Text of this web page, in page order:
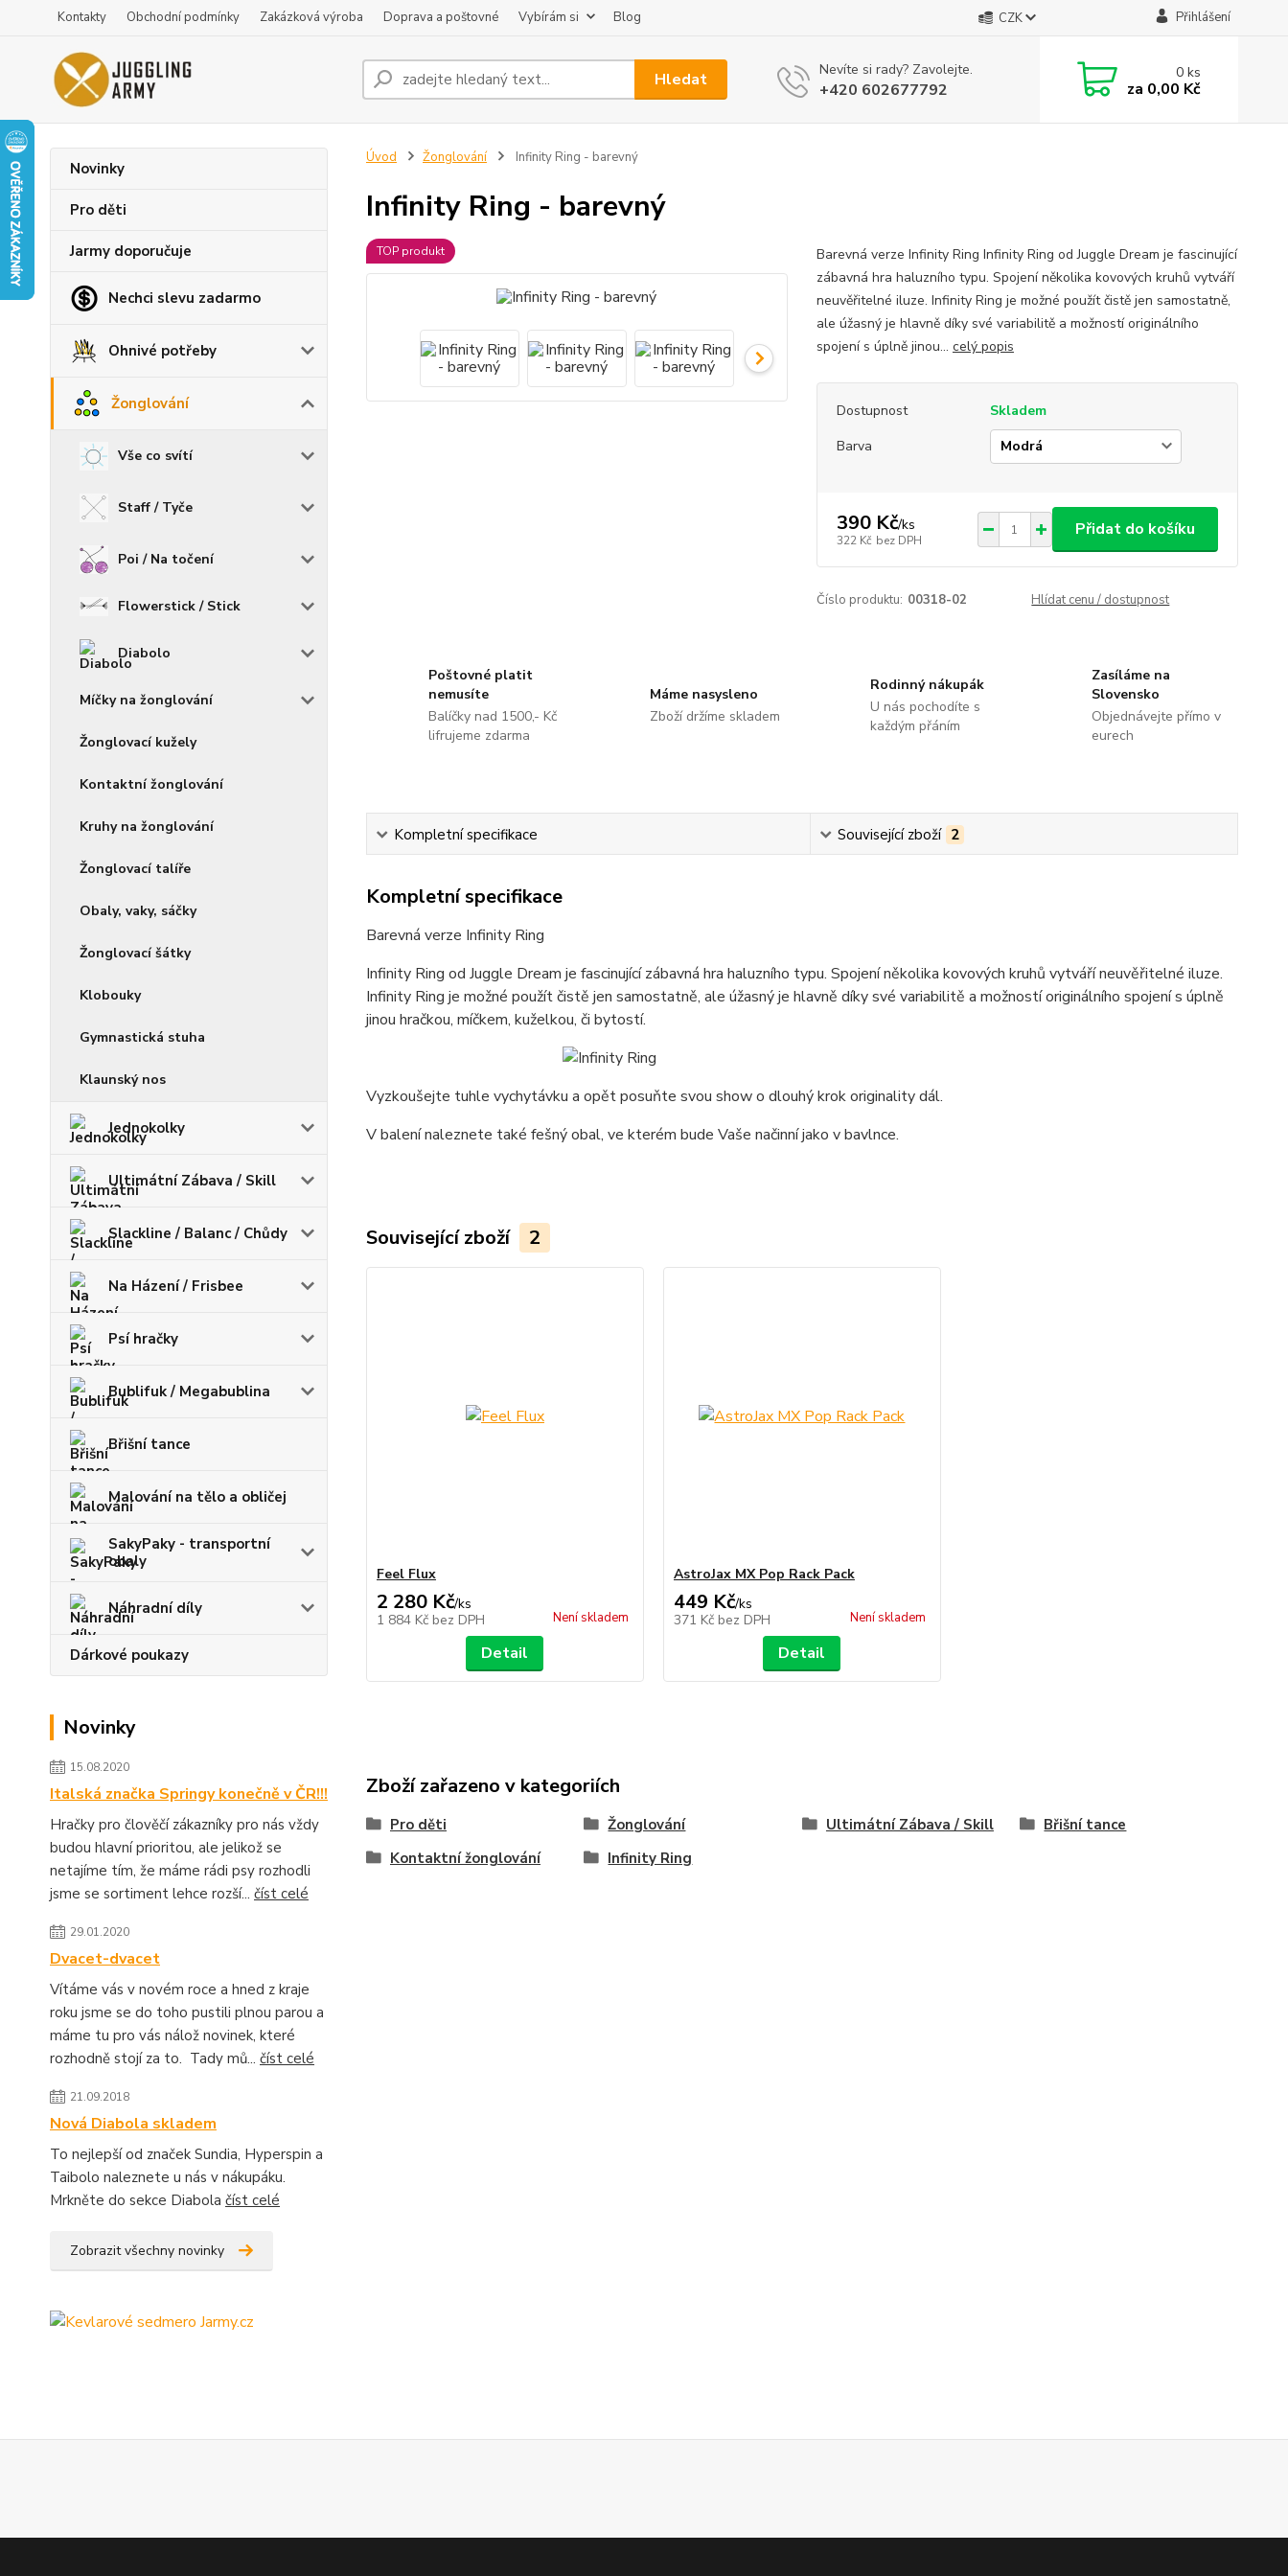
Kontakty Obchodní podmínky Zakázková výroba Doprava a poštovné Vybírám si Blog CZK Přihlášení
Hledat Nevíte si rady? Zavolejte.
+420 602677792
0ks
za 0,00 Kč
Novinky
Pro děti
Jarmy doporučuje
Nechci slevu zadarmo
Ohnivé potřeby
Žonglování
Vše co svítí
Staff / Tyče
Poi / Na točení
Flowerstick / Stick
Diabolo
Míčky na žonglování
Žonglovací kužely
Kontaktní žonglování
Kruhy na žonglování
Žonglovací talíře
Obaly, vaky, sáčky
Žonglovací šátky
Klobouky
Gymnastická stuha
Klaunský nos
Jednokolky
Ultimátní Zábava / Skill
Slackline / Balanc / Chůdy
Na Házení / Frisbee
Psí hračky
Bublifuk / Megabublina
Břišní tance
Malování na tělo a obličej
SakyPaky - transportní
obaly
Náhradní díly
Dárkové poukazy
Novinky
15.08.2020
Italská značka Springy konečně v ČR!!!
Hračky pro člověčí zákazníky pro nás vždy
budou hlavní prioritou, ale jelikož se
netajíme tím, že máme rádi psy rozhodli
jsme se sortiment lehce rozší... číst celé
29.01.2020
Dvacet-dvacet
Vítáme vás v novém roce a hned z kraje
roku jsme se do toho pustili plnou parou a
máme tu pro vás nálož novinek, které
rozhodně stojí za to. Tady mů... číst celé
21.09.2018
Nová Diabola skladem
To nejlepší od značek Sundia, Hyperspin a
Taibolo naleznete u nás v nákupáku.
Mrkněte do sekce Diabola číst celé
Zobrazit všechny novinky
Úvod Žonglování Infinity Ring - barevný
Infinity Ring - barevný
TOP produkt
Barevná verze Infinity Ring Infinity Ring od Juggle Dream je fascinující
zábavná hra haluzního typu. Spojení několika kovových kruhů vytváří
neuvěřitelné iluze. Infinity Ring je možné použít čistě jen samostatně,
ale úžasný je hlavně díky své variabilitě a možností originálního
spojení s úplně jinou... celý popis
Dostupnost
Skladem
Barva
390 Kč/ks
322 Kč bez DPH
Přidat do košíku
Číslo produktu: 00318-02 Hlídat cenu / dostupnost
Poštovné platit
nemusíte
Balíčky nad 1500,- Kč
lifrujeme zdarma
Máme nasysleno
Zboží držíme skladem
Rodinný nákupák
U nás pochodíte s
každým přáním
Zasíláme na
Slovensko
Objednávejte přímo v
eurech
Kompletní specifikace Související zboží 2
Kompletní specifikace
Barevná verze Infinity Ring
Infinity Ring od Juggle Dream je fascinující zábavná hra haluzního typu. Spojení několika kovových kruhů vytváří neuvěřitelné iluze.
Infinity Ring je možné použít čistě jen samostatně, ale úžasný je hlavně díky své variabilitě a možností originálního spojení s úplně
jinou hračkou, míčkem, kuželkou, či bytostí.
Vyzkoušejte tuhle vychytávku a opět posuňte svou show o dlouhý krok originality dál.
V balení naleznete také fešný obal, ve kterém bude Vaše načinní jako v bavlnce.
Související zboží 2
Feel Flux
2 280 Kč/ks
1 884 Kč bez DPH Není skladem
Detail
AstroJax MX Pop Rack Pack
449 Kč/ks
371 Kč bez DPH Není skladem
Detail
Zboží zařazeno v kategoriích
Pro děti Žonglování Ultimátní Zábava / Skill
Břišní tance
Kontaktní žonglování
Infinity Ring